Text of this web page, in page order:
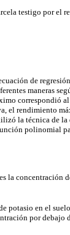
testigo por el
de
maneras
correspondió
el rendimiento
la técnica de
polinomial
la concentración
potasio en el
por debajo